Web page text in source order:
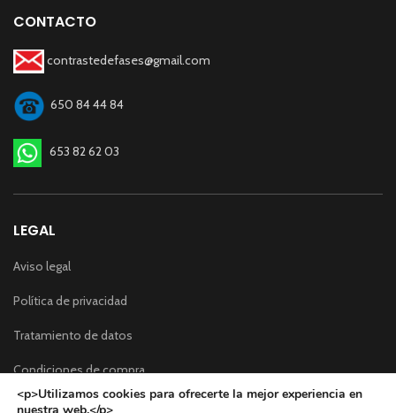
CONTACTO
contrastedefases@gmail.com
650 84 44 84
653 82 62 03
LEGAL
Aviso legal
Política de privacidad
Tratamiento de datos
Condiciones de compra
<p>Utilizamos cookies para ofrecerte la mejor experiencia en